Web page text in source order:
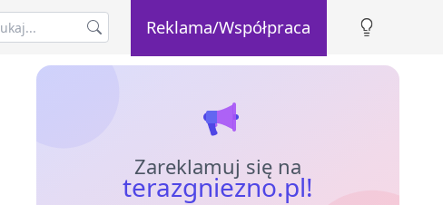
Reklama/Współpraca
Zareklamuj się na
terazgniezno.pl!